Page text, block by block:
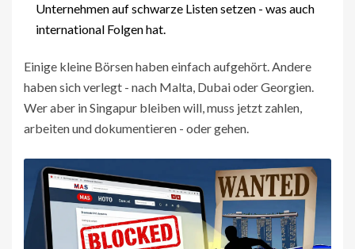
Unternehmen auf schwarze Listen setzen - was auch
international Folgen hat.
Einige kleine Börsen haben einfach aufgehört. Andere
haben sich verlegt - nach Malta, Dubai oder Georgien.
Wer aber in Singapur bleiben will, muss jetzt zahlen,
arbeiten und dokumentieren - oder gehen.